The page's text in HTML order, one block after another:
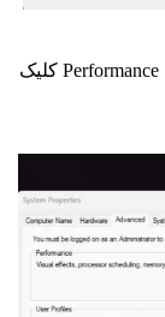
در تب Advanced، روی Settings در بخش Performance کلیک